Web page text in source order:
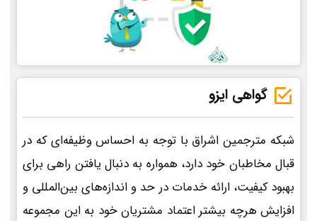
گواهی ایزو
شبکه مترجمین اشراق با توجه به احساس وظیفه‌ای که در
قبال مخاطبان خود دارد، همواره به دنبال یافتن راهی برای
بهبود کیفیت، ارائه خدمات در حد و اندازه‌های بین‌المللی و
افزایش هرچه بیشتر اعتماد مشتریان خود به این مجموعه